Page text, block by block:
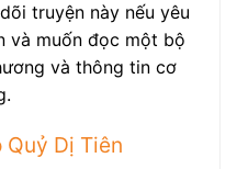
truyện này nếu yêu
và muốn đọc một bộ
và thông tin cơ
Dị Tiên